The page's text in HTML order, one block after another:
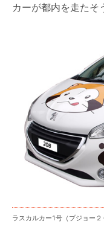
カーが都内を走たそ
ラスカルカー1号（プジョー２